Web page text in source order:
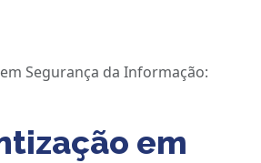
Segurança da Informação:
em